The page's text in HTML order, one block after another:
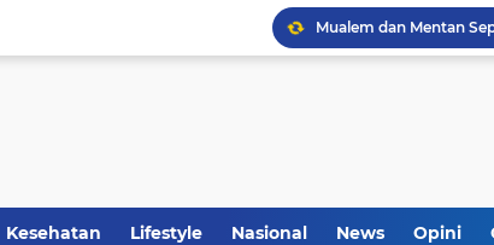
Kesehatan Lifestyle Nasional News Opini